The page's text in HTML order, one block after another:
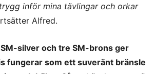
inför mina tävlingar och orkar
Alfred.
silver och tre SM-brons ger
fungerar som ett suveränt bränsle